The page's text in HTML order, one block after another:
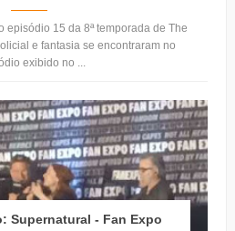
episódio 15 da 8ª temporada de The
e fantasia se encontraram no
exibido no ...
Supernatural - Fan Expo